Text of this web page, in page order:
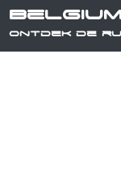
Ontdek de